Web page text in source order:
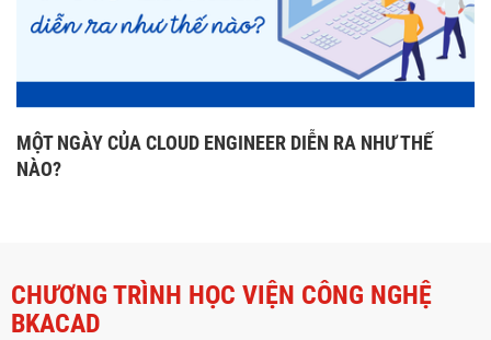
MỘT NGÀY CỦA CLOUD ENGINEER DIỄN RA NHƯ THẾ
NÀO?
CHƯƠNG TRÌNH HỌC VIỆN CÔNG NGHỆ
BKACAD